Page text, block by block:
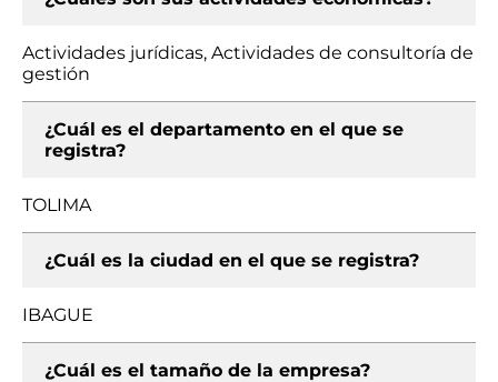
Actividades jurídicas, Actividades de consultoría de
gestión
¿Cuál es el departamento en el que se
registra?
TOLIMA
¿Cuál es la ciudad en el que se registra?
IBAGUE
¿Cuál es el tamaño de la empresa?